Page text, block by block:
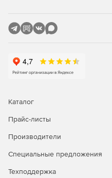
Каталог
Прайс-листы
Производители
Специальные предложения
Техподдержка